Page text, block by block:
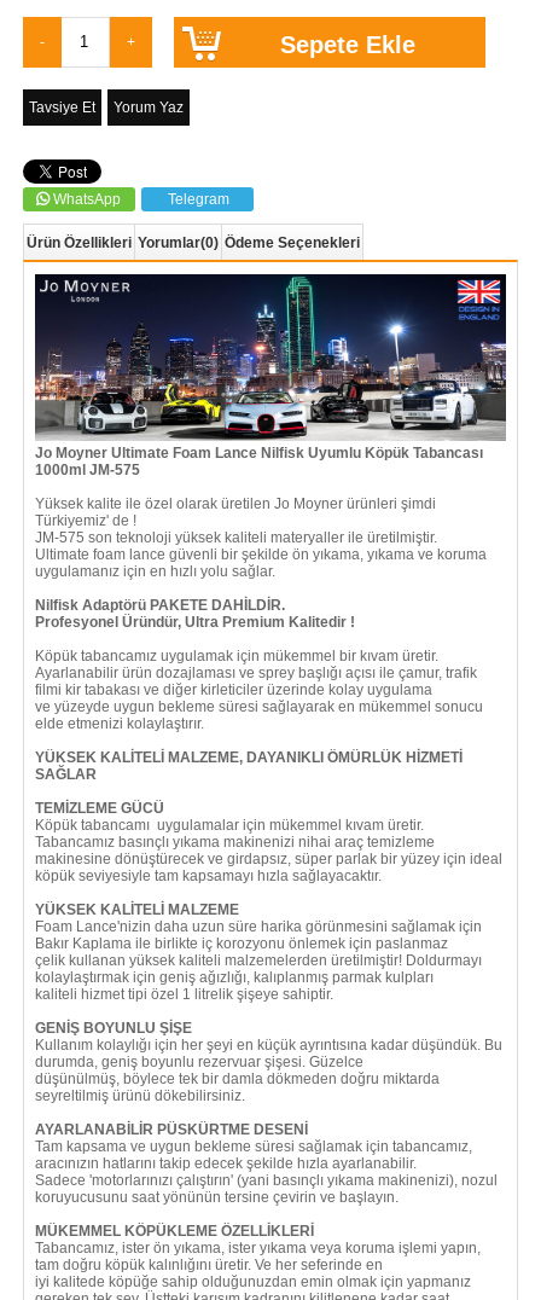
Tavsiye Et Yorum Yaz
WhatsApp Telegram
Ürün Özellikleri Yorumlar(0) Ödeme Seçenekleri
Jo Moyner Ultimate Foam Lance Nilfisk Uyumlu Köpük Tabancası
1000ml JM-575
Yüksek kalite ile özel olarak üretilen Jo Moyner ürünleri şimdi
Türkiyemiz' de !
JM-575 son teknoloji yüksek kaliteli materyaller ile üretilmiştir.
Ultimate foam lance güvenli bir şekilde ön yıkama, yıkama ve koruma
uygulamanız için en hızlı yolu sağlar.
Nilfisk Adaptörü PAKETE DAHİLDİR.
Profesyonel Üründür, Ultra Premium Kalitedir !
Köpük tabancamız uygulamak için mükemmel bir kıvam üretir.
Ayarlanabilir ürün dozajlaması ve sprey başlığı açısı ile çamur, trafik
filmi kir tabakası ve diğer kirleticiler üzerinde kolay uygulama
ve yüzeyde uygun bekleme süresi sağlayarak en mükemmel sonucu
elde etmenizi kolaylaştırır.
YÜKSEK KALİTELİ MALZEME, DAYANIKLI ÖMÜRLÜK HİZMETİ
SAĞLAR
TEMİZLEME GÜCÜ
Köpük tabancamı uygulamalar için mükemmel kıvam üretir.
Tabancamız basınçlı yıkama makinenizi nihai araç temizleme
makinesine dönüştürecek ve girdapsız, süper parlak bir yüzey için ideal
köpük seviyesiyle tam kapsamayı hızla sağlayacaktır.
YÜKSEK KALİTELİ MALZEME
Foam Lance'nizin daha uzun süre harika görünmesini sağlamak için
Bakır Kaplama ile birlikte iç korozyonu önlemek için paslanmaz
çelik kullanan yüksek kaliteli malzemelerden üretilmiştir! Doldurmayı
kolaylaştırmak için geniş ağızlığı, kalıplanmış parmak kulpları
kaliteli hizmet tipi özel 1 litrelik şişeye sahiptir.
GENİŞ BOYUNLU ŞİŞE
Kullanım kolaylığı için her şeyi en küçük ayrıntısına kadar düşündük. Bu
durumda, geniş boyunlu rezervuar şişesi. Güzelce
düşünülmüş, böylece tek bir damla dökmeden doğru miktarda
seyreltilmiş ürünü dökebilirsiniz.
AYARLANABİLİR PÜSKÜRTME DESENİ
Tam kapsama ve uygun bekleme süresi sağlamak için tabancamız,
aracınızın hatlarını takip edecek şekilde hızla ayarlanabilir.
Sadece 'motorlarınızı çalıştırın' (yani basınçlı yıkama makinenizi), nozul
koruyucusunu saat yönünün tersine çevirin ve başlayın.
MÜKEMMEL KÖPÜKLEME ÖZELLİKLERİ
Tabancamız, ister ön yıkama, ister yıkama veya koruma işlemi yapın,
tam doğru köpük kalınlığını üretir. Ve her seferinde en
iyi kalitede köpüğe sahip olduğunuzdan emin olmak için yapmanız